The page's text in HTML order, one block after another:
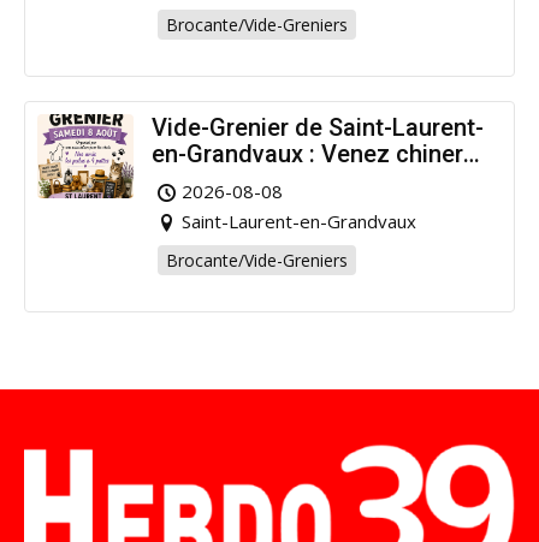
Brocante/Vide-Greniers
Vide-Grenier de Saint-Laurent-
en-Grandvaux : Venez chiner
pour la bonne cause !
2026-08-08
Saint-Laurent-en-Grandvaux
Brocante/Vide-Greniers